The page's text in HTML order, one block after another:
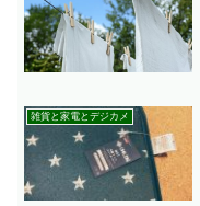
雑貨と家電とデジカメ